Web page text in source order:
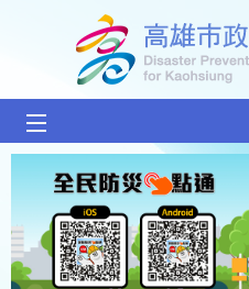
跳到主要內容區塊